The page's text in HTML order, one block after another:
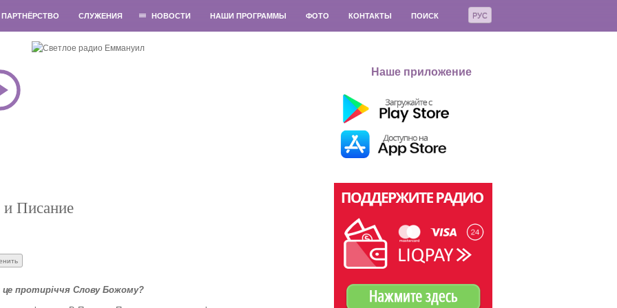
РУС
ПАРТНЁРСТВО СЛУЖЕНИЯ НОВОСТИ НАШИ ПРОГРАММЫ ФОТО КОНТАКТЫ ПОИСК
Наше приложение
Писание
це протиріччя Слову Божому?